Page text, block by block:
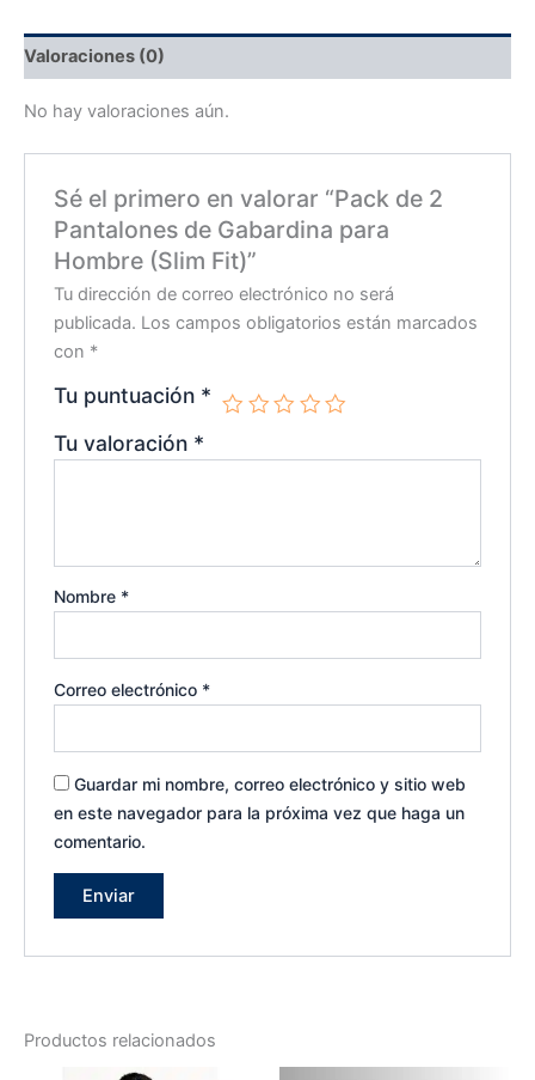
Valoraciones (0)
No hay valoraciones aún.
Sé el primero en valorar “Pack de 2
Pantalones de Gabardina para
Hombre (Slim Fit)”
Tu dirección de correo electrónico no será
publicada. Los campos obligatorios están marcados
con *
Tu puntuación *
Tu valoración *
Nombre *
Correo electrónico *
Guardar mi nombre, correo electrónico y sitio web
en este navegador para la próxima vez que haga un
comentario.
Productos relacionados